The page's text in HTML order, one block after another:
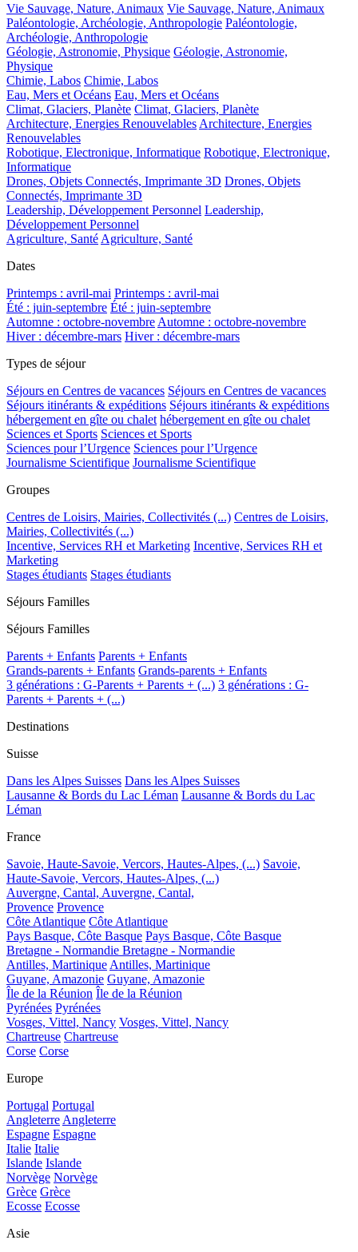
Vie Sauvage, Nature, Animaux Vie Sauvage, Nature, Animaux
Paléontologie, Archéologie, Anthropologie Paléontologie,
Archéologie, Anthropologie
Géologie, Astronomie, Physique Géologie, Astronomie,
Physique
Chimie, Labos Chimie, Labos
Eau, Mers et Océans Eau, Mers et Océans
Climat, Glaciers, Planète Climat, Glaciers, Planète
Architecture, Energies Renouvelables Architecture, Energies
Renouvelables
Robotique, Electronique, Informatique Robotique, Electronique,
Informatique
Drones, Objets Connectés, Imprimante 3D Drones, Objets
Connectés, Imprimante 3D
Leadership, Développement Personnel Leadership,
Développement Personnel
Agriculture, Santé Agriculture, Santé
Dates
Printemps : avril-mai Printemps : avril-mai
Été : juin-septembre Été : juin-septembre
Automne : octobre-novembre Automne : octobre-novembre
Hiver : décembre-mars Hiver : décembre-mars
Types de séjour
Séjours en Centres de vacances Séjours en Centres de vacances
Séjours itinérants & expéditions Séjours itinérants & expéditions
hébergement en gîte ou chalet hébergement en gîte ou chalet
Sciences et Sports Sciences et Sports
Sciences pour l’Urgence Sciences pour l’Urgence
Journalisme Scientifique Journalisme Scientifique
Groupes
Centres de Loisirs, Mairies, Collectivités (...) Centres de Loisirs,
Mairies, Collectivités (...)
Incentive, Services RH et Marketing Incentive, Services RH et
Marketing
Stages étudiants Stages étudiants
Séjours Familles
Séjours Familles
Parents + Enfants Parents + Enfants
Grands-parents + Enfants Grands-parents + Enfants
3 générations : G-Parents + Parents + (...) 3 générations : G-
Parents + Parents + (...)
Destinations
Suisse
Dans les Alpes Suisses Dans les Alpes Suisses
Lausanne & Bords du Lac Léman Lausanne & Bords du Lac
Léman
France
Savoie, Haute-Savoie, Vercors, Hautes-Alpes, (...) Savoie,
Haute-Savoie, Vercors, Hautes-Alpes, (...)
Auvergne, Cantal, Auvergne, Cantal,
Provence Provence
Côte Atlantique Côte Atlantique
Pays Basque, Côte Basque Pays Basque, Côte Basque
Bretagne - Normandie Bretagne - Normandie
Antilles, Martinique Antilles, Martinique
Guyane, Amazonie Guyane, Amazonie
Île de la Réunion Île de la Réunion
Pyrénées Pyrénées
Vosges, Vittel, Nancy Vosges, Vittel, Nancy
Chartreuse Chartreuse
Corse Corse
Europe
Portugal Portugal
Angleterre Angleterre
Espagne Espagne
Italie Italie
Islande Islande
Norvège Norvège
Grèce Grèce
Ecosse Ecosse
Asie